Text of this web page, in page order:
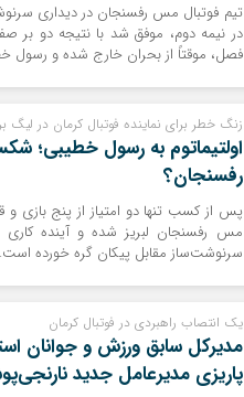
تیم فوتبال مس رفسنجان در دیداری
در نیمه دوم، موفق شد با نتیجه دو
فصل، موقتاً از بحران خارج شده و رسول
زنگ خطر برای نماینده فوتبال کرمان در لیگ
اولتیماتوم به رسول خطیبی؛
رفسنجان؟
پس از کسب تنها دو امتیاز از پنج بازی
مس رفسنجان لبریز شده و آینده
سرنوشت‌ساز مقابل پیکان گره خورده است.
یک انتصاب راهبردی در فوتبال کرمان
مدیرکل سابق ورزش و جوانان
پاریزی مدیرعامل جدید